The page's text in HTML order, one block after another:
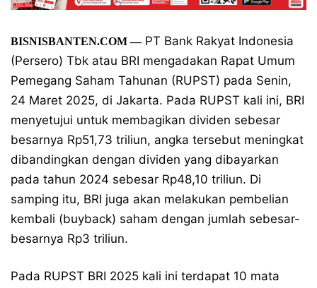
BISNISBANTEN.COM —PT Bank Rakyat Indonesia
(Persero) Tbk atau BRI mengadakan Rapat Umum
Pemegang Saham Tahunan (RUPST) pada Senin,
24 Maret 2025, di Jakarta. Pada RUPST kali ini, BRI
menyetujui untuk membagikan dividen sebesar
besarnya Rp51,73 triliun, angka tersebut meningkat
dibandingkan dengan dividen yang dibayarkan
pada tahun 2024 sebesar Rp48,10 triliun. Di
samping itu, BRI juga akan melakukan pembelian
kembali (buyback) saham dengan jumlah sebesar-
besarnya Rp3 triliun.
Pada RUPST BRI 2025 kali ini terdapat 10 mata